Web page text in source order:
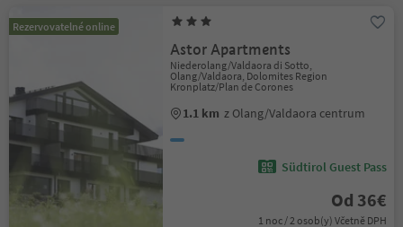
Rezervovatelné online
Astor Apartments
Niederolang/Valdaora di Sotto,
Olang/Valdaora, Dolomites Region
Kronplatz/Plan de Corones
1.1 km z Olang/Valdaora centrum
Südtirol Guest Pass
Od 36€
1 noc / 2 osob(y) Včetně DPH